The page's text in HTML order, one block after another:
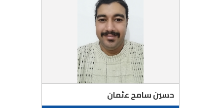
حسين سامح عثمان